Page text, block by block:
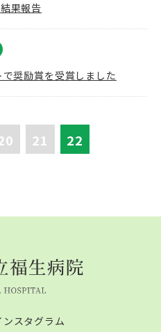
果報告
奨励賞を受賞しました
21 22
ンスタグラム